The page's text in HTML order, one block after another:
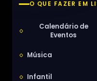
O QUE FAZER EM
Calendário de
Eventos
Música
Infantil